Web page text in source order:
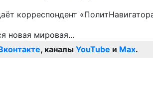
корреспондент
, каналы YouTube и Max.